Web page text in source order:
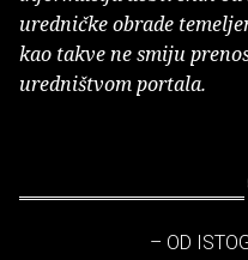
uredničke obrade
kao takve ne smiju
uredništvom portala.
– OD